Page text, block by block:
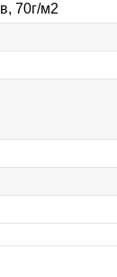
70г/м2